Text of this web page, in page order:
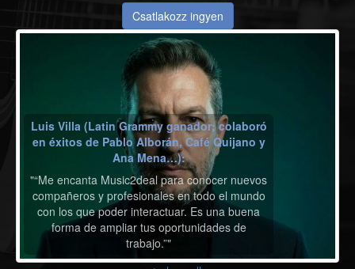
Csatlakozz ingyen
Luis Villa (Latin Grammy ganador; colaboró
en éxitos de Pablo Alborán, Café Quijano y
Ana Mena…):
"“Me encanta Music2deal para conocer nuevos
compañeros y profesionales en todo el mundo
con los que poder interactuar. Es una buena
forma de ampliar tus oportunidades de
trabajo.”"